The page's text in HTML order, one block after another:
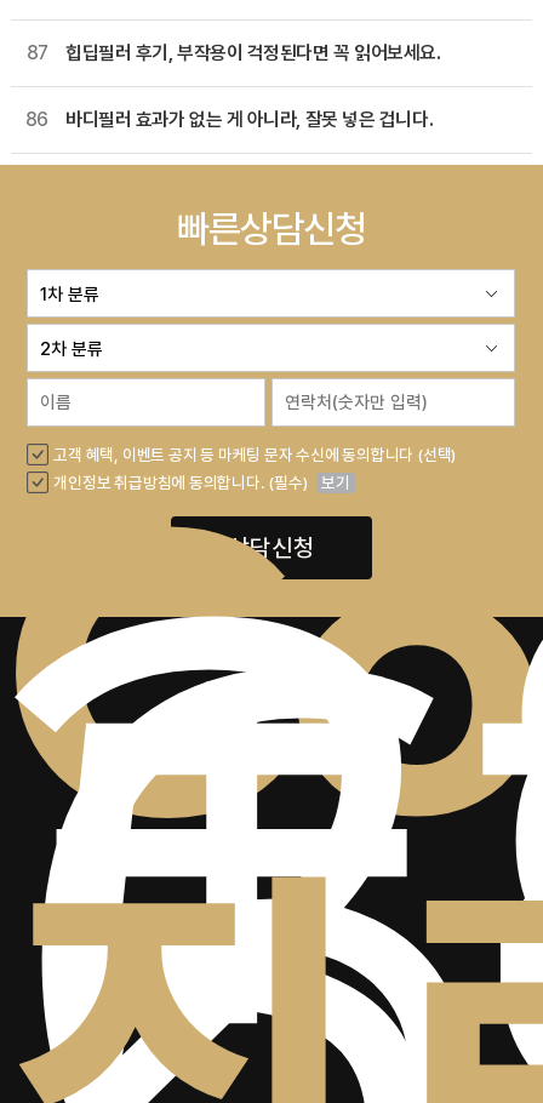
87 힙딥필러 후기, 부작용이 걱정된다면 꼭 읽어보세요.
86 바디필러 효과가 없는 게 아니라, 잘못 넣은 겁니다.
빠른상담신청
고객 혜택, 이벤트 공지 등 마케팅 문자 수신에 동의합니다 (선택)
개인정보 취급방침에 동의합니다. (필수)
보기
상담신청